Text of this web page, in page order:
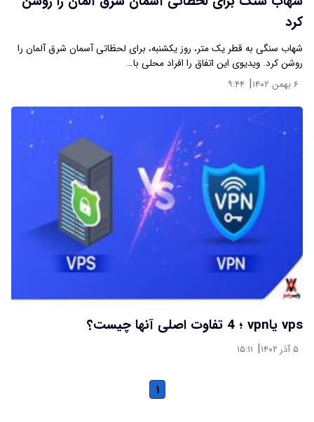
کرد
شهاب سنگی به قطر یک متر، روز یکشنبه، برای لحظاتی آسمان شرق آلمان را
روشن کرد. ویدیوی این اتفاق را افراد محلی با…
۶ بهمن ۱۴۰۲ | ۹:۴۴
vps یاvpn ؛ 4 تفاوت اصلی آنها چیست؟
۵ آذر ۱۴۰۲ | ۱۵:۱۱
۱